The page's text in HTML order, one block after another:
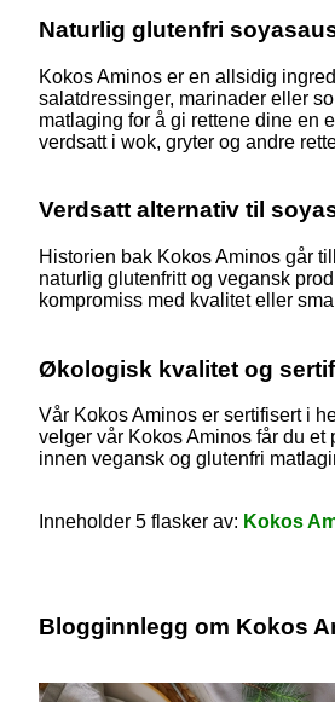
Naturlig glutenfri
Kokos Aminos er en allsidig
salatdressinger, marinader eller
matlaging for å gi rettene dine en
verdsatt i wok, gryter og andre
Verdsatt alternativ til
Historien bak Kokos Aminos går
naturlig glutenfritt og vegansk
kompromiss med kvalitet eller
Økologisk kvalitet og
Vår Kokos Aminos er sertifisert i
velger vår Kokos Aminos får du
innen vegansk og glutenfri
Inneholder 5 flasker av: Kokos
Blogginnlegg om Kokos